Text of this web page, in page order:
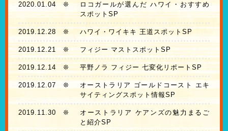
2020.01.04 ❊
ロコガールが選んだ ハワイ・おすすめ
スポットSP
2019.12.28 ❊ ハワイ・ワイキキ 王道スポットSP
2019.12.21 ❊ フィジー マストスポットSP
2019.12.14 ❊ 平野ノラ フィジー 七変化リポートSP
2019.12.07 ❊
オーストラリア ゴールドコースト エキ
サイティングスポット情報SP
2019.11.30 ❊
オーストラリア ケアンズの魅力まるご
と紹介SP